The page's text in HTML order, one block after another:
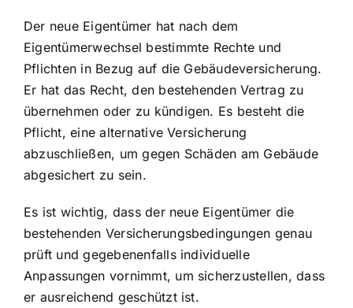
Der neue Eigentümer hat nach dem
Eigentümerwechsel bestimmte Rechte und
Pflichten in Bezug auf die Gebäudeversicherung.
Er hat das Recht, den bestehenden Vertrag zu
übernehmen oder zu kündigen. Es besteht die
Pflicht, eine alternative Versicherung
abzuschließen, um gegen Schäden am Gebäude
abgesichert zu sein.
Es ist wichtig, dass der neue Eigentümer die
bestehenden Versicherungsbedingungen genau
prüft und gegebenenfalls individuelle
Anpassungen vornimmt, um sicherzustellen, dass
er ausreichend geschützt ist.